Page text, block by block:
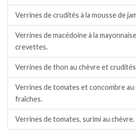
Verrines de crudités à la mousse de
Verrines de macédoine à la
crevettes.
Verrines de thon au chèvre et
Verrines de tomates et concombre
fraîches.
Verrines de tomates, surimi au chèvre.